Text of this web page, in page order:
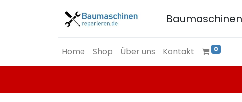
Baumaschinen
Home Shop Über uns Kontakt 0